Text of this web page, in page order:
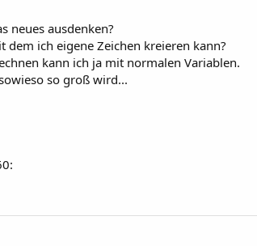
neues ausdenken?
ich eigene Zeichen kreieren kann?
kann ich ja mit normalen Variablen.
so groß wird...